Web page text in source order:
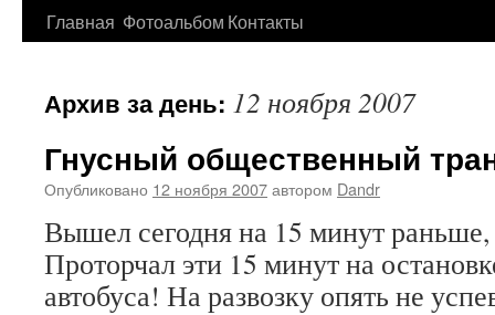
Перейти
содержимому
Главная Фотоальбом Контакты
Архив за день: 12 ноября 2007
Гнусный общественный
Опубликовано 12 ноября 2007автором Dandr
Вышел сегодня на 15 минут раньше,
Проторчал эти 15 минут на
автобуса! На развозку опять не